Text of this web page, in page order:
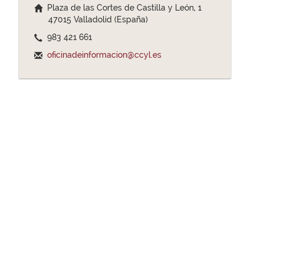
Plaza de las Cortes de Castilla y León, 1
47015 Valladolid (España)
983 421 661
oficinadeinformacion@ccyl.es